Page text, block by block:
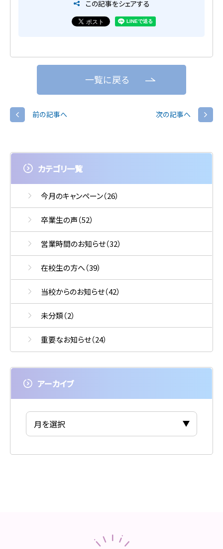
この記事をシェアする
一覧に戻る
前の記事へ 次の記事へ
カテゴリ一覧
今月のキャンペーン（26）
卒業生の声（52）
営業時間のお知らせ（32）
在校生の方へ（39）
当校からのお知らせ（42）
未分類（2）
重要なお知らせ（24）
アーカイブ